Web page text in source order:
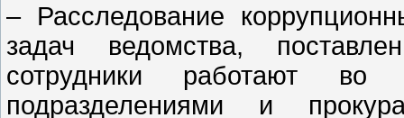
– Расследование
задач ведомства,
сотрудники работают во
подразделениями и